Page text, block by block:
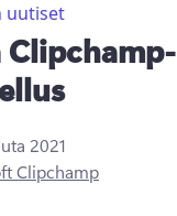
uutiset
Clipchamp-
2021
Clipchamp